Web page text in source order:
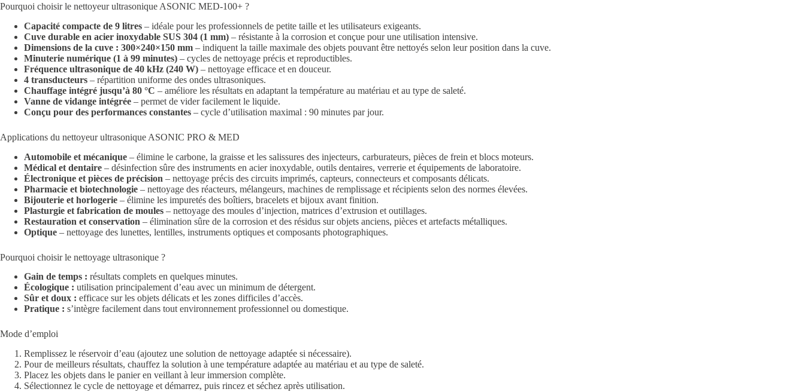
Pourquoi choisir le nettoyeur ultrasonique ASONIC MED-100+ ?
Capacité compacte de 9 litres – idéale pour les professionnels de petite taille et les utilisateurs exigeants.
Cuve durable en acier inoxydable SUS 304 (1 mm) – résistante à la corrosion et conçue pour une utilisation intensive.
Dimensions de la cuve : 300×240×150 mm – indiquent la taille maximale des objets pouvant être nettoyés selon leur position dans la cuve.
Minuterie numérique (1 à 99 minutes) – cycles de nettoyage précis et reproductibles.
Fréquence ultrasonique de 40 kHz (240 W) – nettoyage efficace et en douceur.
4 transducteurs – répartition uniforme des ondes ultrasoniques.
Chauffage intégré jusqu’à 80 °C – améliore les résultats en adaptant la température au matériau et au type de saleté.
Vanne de vidange intégrée – permet de vider facilement le liquide.
Conçu pour des performances constantes – cycle d’utilisation maximal : 90 minutes par jour.
Applications du nettoyeur ultrasonique ASONIC PRO & MED
Automobile et mécanique – élimine le carbone, la graisse et les salissures des injecteurs, carburateurs, pièces de frein et blocs moteurs.
Médical et dentaire – désinfection sûre des instruments en acier inoxydable, outils dentaires, verrerie et équipements de laboratoire.
Électronique et pièces de précision – nettoyage précis des circuits imprimés, capteurs, connecteurs et composants délicats.
Pharmacie et biotechnologie – nettoyage des réacteurs, mélangeurs, machines de remplissage et récipients selon des normes élevées.
Bijouterie et horlogerie – élimine les impuretés des boîtiers, bracelets et bijoux avant finition.
Plasturgie et fabrication de moules – nettoyage des moules d’injection, matrices d’extrusion et outillages.
Restauration et conservation – élimination sûre de la corrosion et des résidus sur objets anciens, pièces et artefacts métalliques.
Optique – nettoyage des lunettes, lentilles, instruments optiques et composants photographiques.
Pourquoi choisir le nettoyage ultrasonique ?
Gain de temps : résultats complets en quelques minutes.
Écologique : utilisation principalement d’eau avec un minimum de détergent.
Sûr et doux : efficace sur les objets délicats et les zones difficiles d’accès.
Pratique : s’intègre facilement dans tout environnement professionnel ou domestique.
Mode d’emploi
Remplissez le réservoir d’eau (ajoutez une solution de nettoyage adaptée si nécessaire).
Pour de meilleurs résultats, chauffez la solution à une température adaptée au matériau et au type de saleté.
Placez les objets dans le panier en veillant à leur immersion complète.
Sélectionnez le cycle de nettoyage et démarrez, puis rincez et séchez après utilisation.